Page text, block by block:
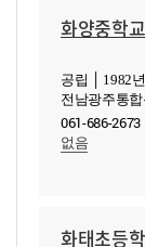
화양중학
공립 │ 1982
전남광주통
061-686-2673
없음
화태초등